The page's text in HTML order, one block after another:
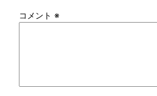
コメント ※